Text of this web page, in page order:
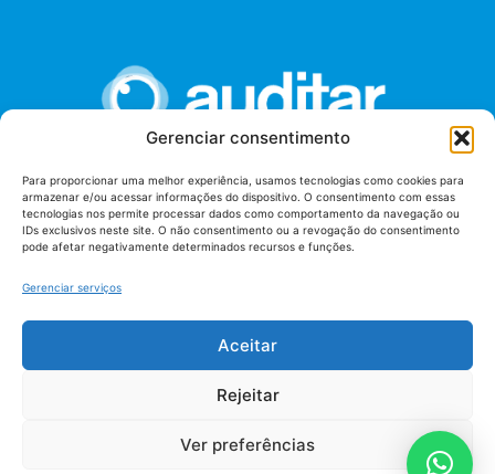
Gerenciar consentimento
Para proporcionar uma melhor experiência, usamos tecnologias como cookies para
armazenar e/ou acessar informações do dispositivo. O consentimento com essas
tecnologias nos permite processar dados como comportamento da navegação ou
IDs exclusivos neste site. O não consentimento ou a revogação do consentimento
pode afetar negativamente determinados recursos e funções.
Gerenciar serviços
Aceitar
Rejeitar
Ver preferências
União dos Auditores Federais de Controle Externo -
AUDITAR
Setor de Administração Federal Sul (SAF/Sul), Qd. 04, Lt. 01
Tribunal de Contas da União (TCU), Subsolo, Sala S04
Telefone: (61)3527-7292
Termos de uso